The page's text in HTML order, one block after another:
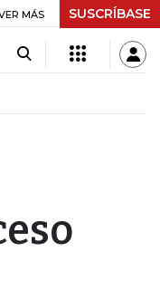
$ 416,96 +$ 0,05 +0,01%
MÁS SUSCRÍBASE